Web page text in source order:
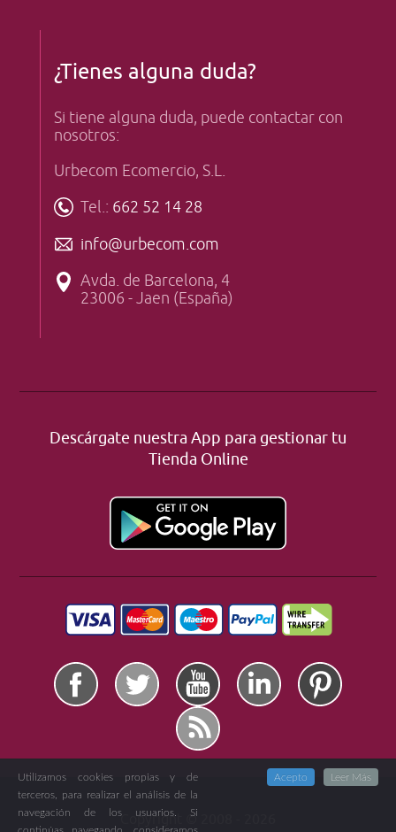
¿Tienes alguna duda?
Si tiene alguna duda, puede contactar con
nosotros:
Urbecom Ecomercio, S.L.
Tel.: 662 52 14 28
info@urbecom.com
Avda. de Barcelona, 4
23006 - Jaen (España)
Descárgate nuestra App para gestionar tu
Tienda Online
Copyright ©
Utilizamos cookies propias y de
terceros, para realizar el análisis de la
navegación de los usuarios. Si
Acepto Leer Más